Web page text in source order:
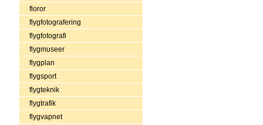
floror
flygfotografering
flygfotografi
flygmuseer
flygplan
flygsport
flygteknik
flygtrafik
flygvapnet